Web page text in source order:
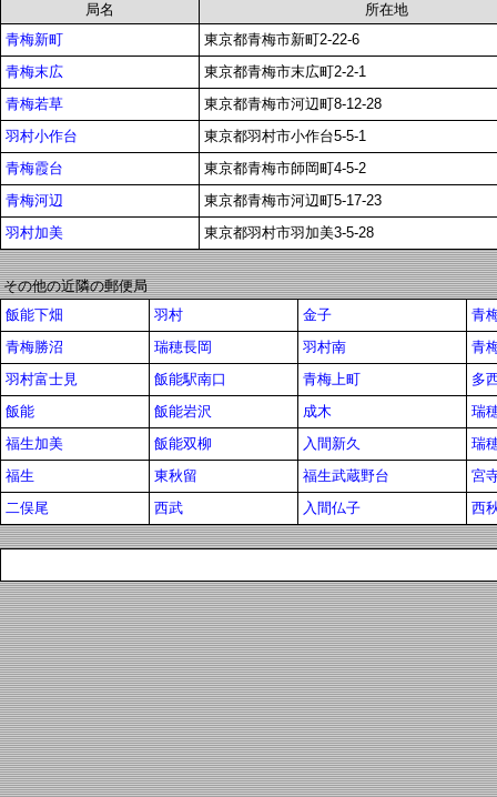
局名
所在地
青梅新町
東京都青梅市新町2-22-6
青梅末広
東京都青梅市末広町2-2-1
青梅若草
東京都青梅市河辺町8-12-28
羽村小作台
東京都羽村市小作台5-5-1
青梅霞台
東京都青梅市師岡町4-5-2
青梅河辺
東京都青梅市河辺町5-17-23
羽村加美
東京都羽村市羽加美3-5-28
その他の近隣の郵便局
飯能下畑
羽村 金子
青
青梅勝沼
瑞穂長岡 羽村南
青
羽村富士見
飯能駅南口 青梅上町
多
飯能
飯能岩沢 成木
瑞
福生加美
飯能双柳 入間新久
瑞
福生
東秋留 福生武蔵野台
宮
二俣尾
西武 入間仏子 西